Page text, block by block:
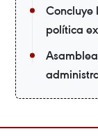
Concluye
política